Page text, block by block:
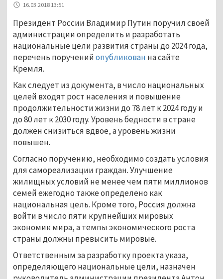
16.03.2018 13:51
Президент России Владимир Путин поручил своей
администрации определить и разработать
национальные цели развития страны до 2024 года,
перечень порученийопубликован на сайте
Кремля.
Как следует из документа, в число национальных
целей входят рост населения и повышение
продолжительности жизни до 78 лет к 2024 году и
до 80 лет к 2030 году. Уровень бедности в стране
должен снизиться вдвое, а уровень жизни
повышен.
Согласно поручению, необходимо создать условия
для самореализации граждан. Улучшение
жилищных условий не менее чем пяти миллионов
семей ежегодно также определено как
национальная цель. Кроме того, Россия должна
войти в число пяти крупнейших мировых
экономик мира, а темпы экономического роста
страны должны превысить мировые.
Ответственным за разработку проекта указа,
определяющего национальные цели, назначен